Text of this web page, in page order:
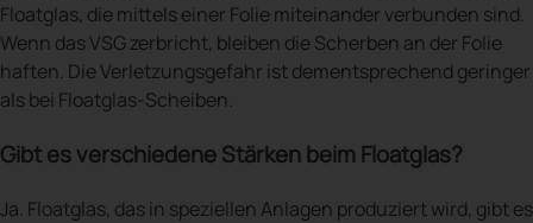
Floatglas, die mittels einer Folie miteinander verbunden sind.
Wenn das VSG zerbricht, bleiben die Scherben an der Folie
haften. Die Verletzungsgefahr ist dementsprechend geringer
als bei Floatglas-Scheiben.
Gibt es verschiedene Stärken beim Floatglas?
Ja. Floatglas, das in speziellen Anlagen produziert wird, gibt es